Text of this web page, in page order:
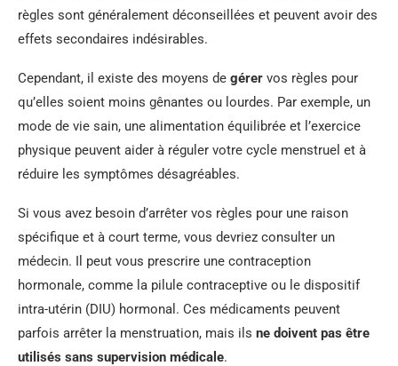
règles sont généralement déconseillées et peuvent avoir des
effets secondaires indésirables.
Cependant, il existe des moyens de gérer vos règles pour
qu’elles soient moins gênantes ou lourdes. Par exemple, un
mode de vie sain, une alimentation équilibrée et l’exercice
physique peuvent aider à réguler votre cycle menstruel et à
réduire les symptômes désagréables.
Si vous avez besoin d’arrêter vos règles pour une raison
spécifique et à court terme, vous devriez consulter un
médecin. Il peut vous prescrire une contraception
hormonale, comme la pilule contraceptive ou le dispositif
intra-utérin (DIU) hormonal. Ces médicaments peuvent
parfois arrêter la menstruation, mais ils ne doivent pas être
utilisés sans supervision médicale.